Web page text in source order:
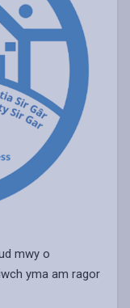
mwy o
yma am ragor